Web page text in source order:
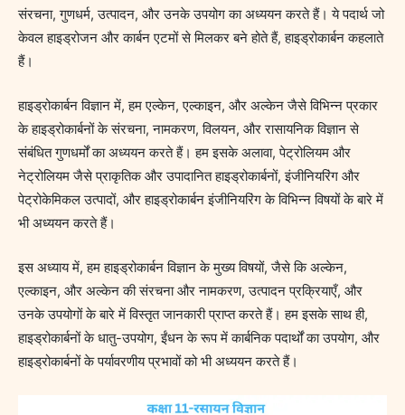
संरचना, गुणधर्म, उत्पादन, और उनके उपयोग का अध्ययन करते हैं। ये पदार्थ जो
केवल हाइड्रोजन और कार्बन एटमों से मिलकर बने होते हैं, हाइड्रोकार्बन कहलाते
हैं।
हाइड्रोकार्बन विज्ञान में, हम एल्केन, एल्काइन, और अल्केन जैसे विभिन्न प्रकार
के हाइड्रोकार्बनों के संरचना, नामकरण, विलयन, और रासायनिक विज्ञान से
संबंधित गुणधर्मों का अध्ययन करते हैं। हम इसके अलावा, पेट्रोलियम और
नेट्रोलियम जैसे प्राकृतिक और उपादानित हाइड्रोकार्बनों, इंजीनियरिंग और
पेट्रोकेमिकल उत्पादों, और हाइड्रोकार्बन इंजीनियरिंग के विभिन्न विषयों के बारे में
भी अध्ययन करते हैं।
इस अध्याय में, हम हाइड्रोकार्बन विज्ञान के मुख्य विषयों, जैसे कि अल्केन,
एल्काइन, और अल्केन की संरचना और नामकरण, उत्पादन प्रक्रियाएँ, और
उनके उपयोगों के बारे में विस्तृत जानकारी प्राप्त करते हैं। हम इसके साथ ही,
हाइड्रोकार्बनों के धातु-उपयोग, ईंधन के रूप में कार्बनिक पदार्थों का उपयोग, और
हाइड्रोकार्बनों के पर्यावरणीय प्रभावों को भी अध्ययन करते हैं।